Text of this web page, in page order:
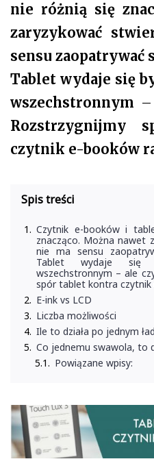
nie różnią się
zaryzykować
sensu zaopatrywać
Tablet wydaje się
wszechstronnym –
Rozstrzygnijmy
czytnik e-booków
Spis treści
Czytnik e-booków i
znacząco. Można nawet
nie ma sensu
Tablet wydaje się
wszechstronnym – ale
spór tablet kontra czytnik
E-ink vs LCD
Liczba możliwości
Ile to działa po jednym
Co jednemu swawola, to
Powiązane wpisy: